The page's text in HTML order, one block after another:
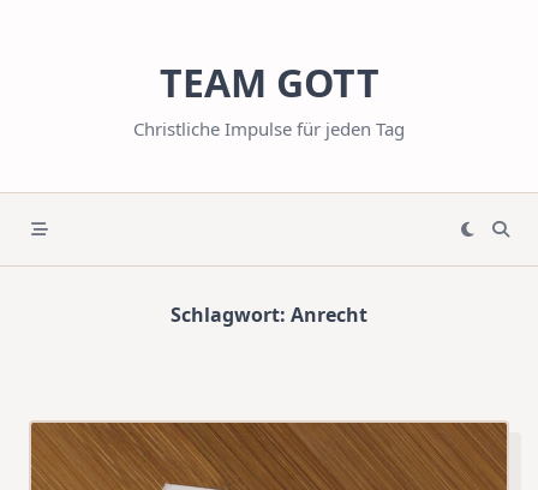
TEAM GOTT
Christliche Impulse für jeden Tag
Schlagwort: Anrecht